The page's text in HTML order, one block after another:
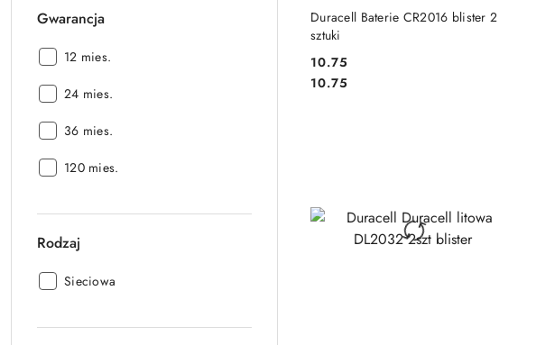
Gwarancja
Gwarancja:
12 mies.
Gwarancja:
24 mies.
Gwarancja:
36 mies.
Gwarancja:
120 mies.
Rodzaj
Rodzaj:
Sieciowa
Duracell Baterie CR2016 blister 2
sztuki
Cena:
10.75
Cena:
10.75
DO KOSZYKA